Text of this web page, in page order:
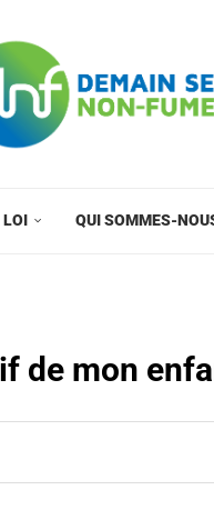
LOI QUI SOMMES-
de mon